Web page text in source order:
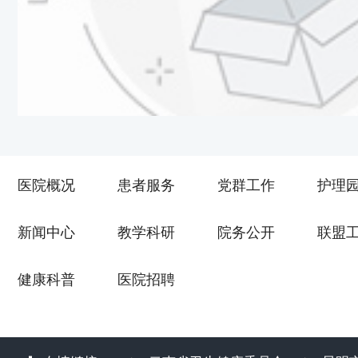
医院概况 患者服务 党群工作 护理
新闻中心 教学科研 院务公开 联盟
健康科普 医院招聘